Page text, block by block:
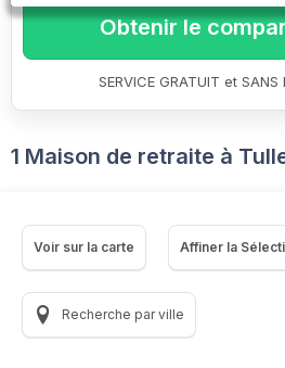
Obtenir le
SERVICE GRATUIT et SANS
1 Maison de retraite à
Voir sur la carte Affiner la
Recherche par ville